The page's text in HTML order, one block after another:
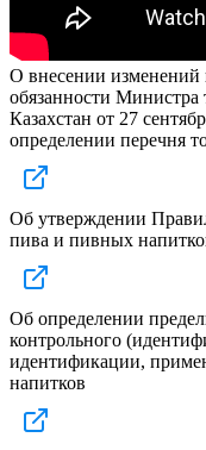
О внесении изменений
обязанности Министра
Казахстан от 27
определении перечня
Об утверждении
пива и пивных
Об определении
контрольного
идентификации,
напитков